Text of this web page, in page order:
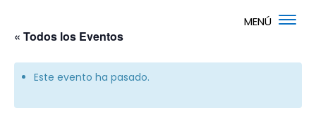
« Todos los Eventos
Este evento ha pasado.